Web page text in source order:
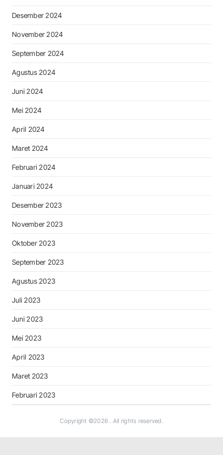
Desember 2024
November 2024
September 2024
Agustus 2024
Juni 2024
Mei 2024
April 2024
Maret 2024
Februari 2024
Januari 2024
Desember 2023
November 2023
Oktober 2023
September 2023
Agustus 2023
Juli 2023
Juni 2023
Mei 2023
April 2023
Maret 2023
Februari 2023
Copyright ©2026 . All rights reserved.